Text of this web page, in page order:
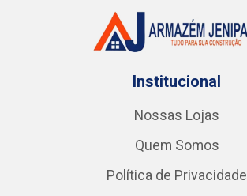
Institucional
Nossas Lojas
Quem Somos
Política de Privacidade